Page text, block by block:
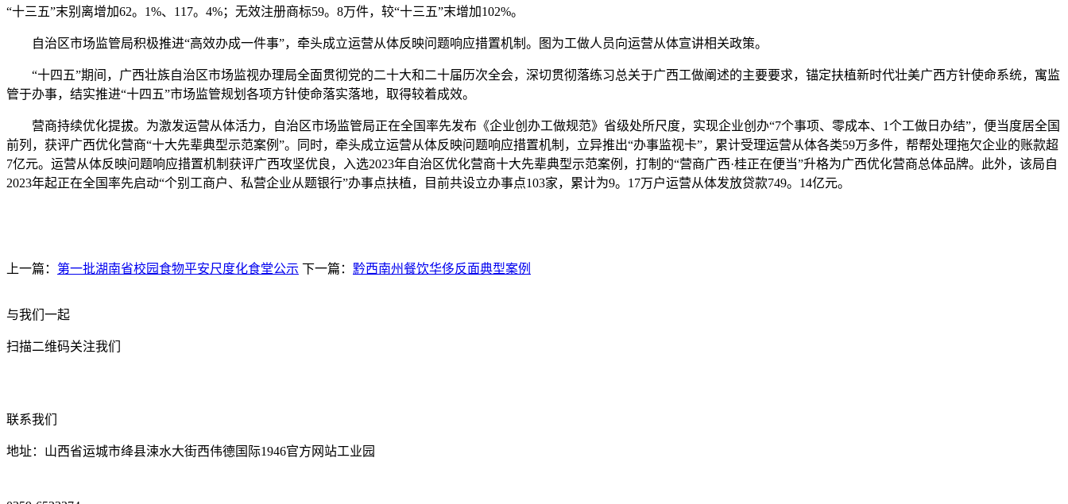
“十三五”末别离增加62。1%、117。4%；无效注册商标59。8万件，较“十三五”末增加102%。
自治区市场监管局积极推进“高效办成一件事”，牵头成立运营从体反映问题响应措置机制。图为工做人员向运营从体宣讲相关政策。
“十四五”期间，广西壮族自治区市场监视办理局全面贯彻党的二十大和二十届历次全会，深切贯彻落练习总关于广西工做阐述的主要要求，锚定扶植新时代壮美广西方针使命系统，寓监
管于办事，结实推进“十四五”市场监管规划各项方针使命落实落地，取得较着成效。
营商持续优化提拔。为激发运营从体活力，自治区市场监管局正在全国率先发布《企业创办工做规范》省级处所尺度，实现企业创办“7个事项、零成本、1个工做日办结”，便当度居全国
前列，获评广西优化营商“十大先辈典型示范案例”。同时，牵头成立运营从体反映问题响应措置机制，立异推出“办事监视卡”，累计受理运营从体各类59万多件，帮帮处理拖欠企业的账款超
7亿元。运营从体反映问题响应措置机制获评广西攻坚优良，入选2023年自治区优化营商十大先辈典型示范案例，打制的“营商广西·桂正在便当”升格为广西优化营商总体品牌。此外，该局自
2023年起正在全国率先启动“个别工商户、私营企业从题银行”办事点扶植，目前共设立办事点103家，累计为9。17万户运营从体发放贷款749。14亿元。
上一篇： 第一批湖南省校园食物平安尺度化食堂公示 下一篇： 黔西南州餐饮华侈反面典型案例
与我们一起
扫描二维码关注我们
联系我们
地址：山西省运城市绛县涑水大街西伟德国际1946官方网站工业园